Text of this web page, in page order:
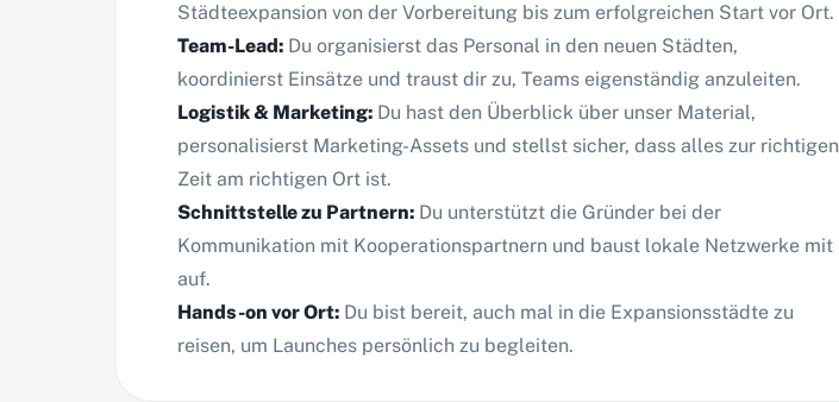
Städteexpansion von der Vorbereitung bis zum erfolgreichen Start vor Ort.
Team-Lead: Du organisierst das Personal in den neuen Städten,
koordinierst Einsätze und traust dir zu, Teams eigenständig anzuleiten.
Logistik & Marketing: Du hast den Überblick über unser Material,
personalisierst Marketing-Assets und stellst sicher, dass alles zur richtigen
Zeit am richtigen Ort ist.
Schnittstelle zu Partnern: Du unterstützt die Gründer bei der
Kommunikation mit Kooperationspartnern und baust lokale Netzwerke mit
auf.
Hands-on vor Ort: Du bist bereit, auch mal in die Expansionsstädte zu
reisen, um Launches persönlich zu begleiten.